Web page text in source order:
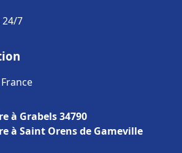
7
à Grabels 34790
à Saint Orens de Gameville